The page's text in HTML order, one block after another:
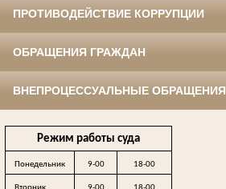
ПРОТИВОДЕЙСТВИЕ КОРРУПЦИИ
ОБРАЩЕНИЯ ГРАЖДАН
ВНЕПРОЦЕССУАЛЬНЫЕ ОБРАЩЕНИЯ
Режим работы суда
Понедельник 9-00 18-00